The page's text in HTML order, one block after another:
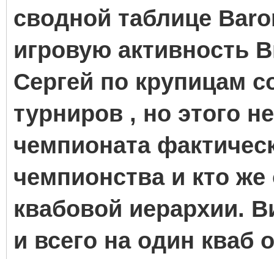
сводной таблице
игровую активность
Сергей по крупицам
турниров , но этого
чемпионата
чемпионства и кто
квабовой иерархии.
и всего на один кваб